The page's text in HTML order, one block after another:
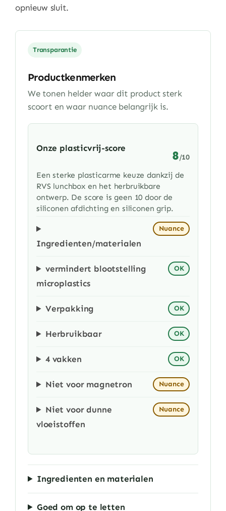
opnieuw sluit.
Transparantie
Productkenmerken
We tonen helder waar dit product sterk
scoort en waar nuance belangrijk is.
Onze plasticvrij-score
8/10
Een sterke plasticarme keuze dankzij de
RVS lunchbox en het herbruikbare
ontwerp. De score is geen 10 door de
siliconen afdichting en siliconen grip.
Nuance
Ingredienten/materialen
OK
vermindert blootstelling
microplastics
OK
Verpakking
OK
Herbruikbaar
OK
4 vakken
Nuance
Niet voor magnetron
Nuance
Niet voor dunne
vloeistoffen
Ingredienten en materialen
Goed om op te letten